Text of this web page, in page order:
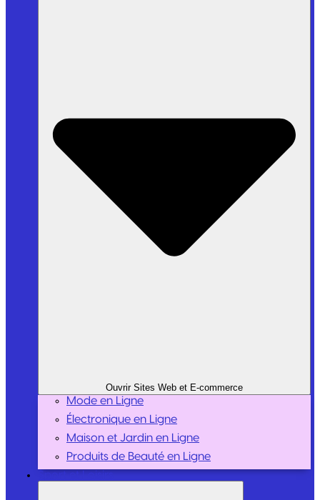
Ouvrir Sites Web et E-commerce
Mode en Ligne
Électronique en Ligne
Maison et Jardin en Ligne
Produits de Beauté en Ligne
Sport et Loisirs